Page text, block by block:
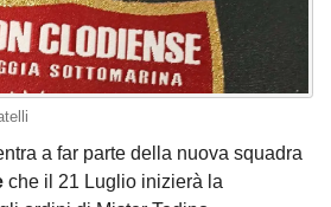
a far parte della nuova squadra
che il 21 Luglio inizierà la